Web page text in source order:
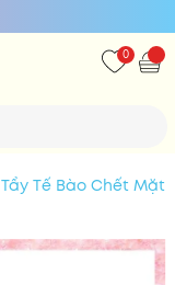
0
Tẩy Tế Bào Chết Mặt